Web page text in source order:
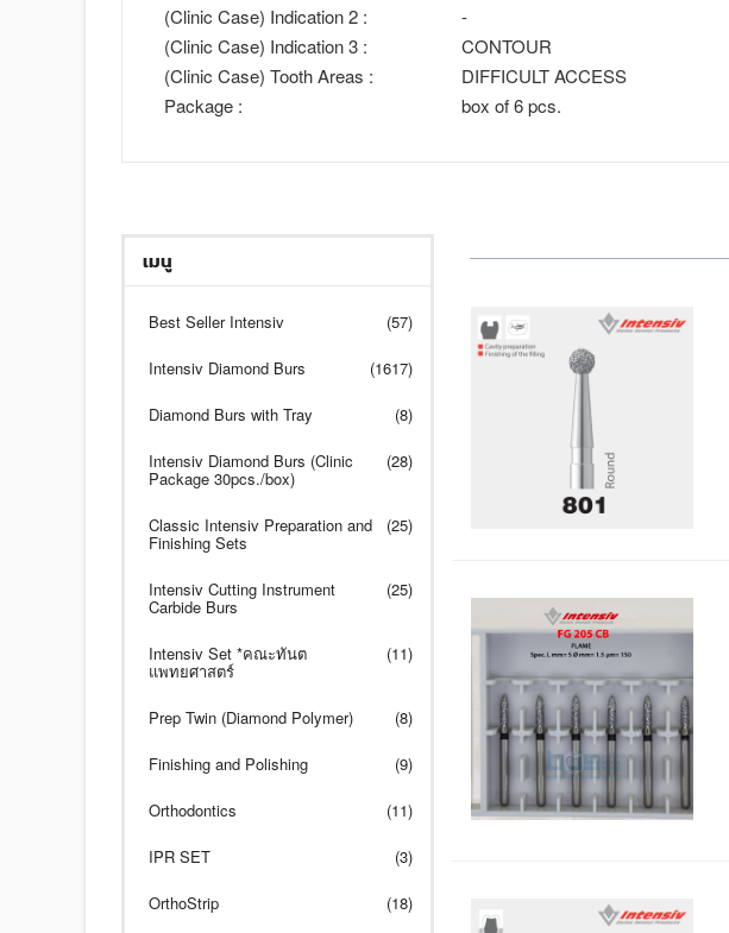
(Clinic Case) Indication 2 :
-
(Clinic Case) Indication 3 :
CONTOUR
(Clinic Case) Tooth Areas :
DIFFICULT ACCESS
Package :
box of 6 pcs.
เมนู
Best Seller Intensiv (57)
Intensiv Diamond Burs (1617)
Diamond Burs with Tray (8)
Intensiv Diamond Burs (Clinic
Package 30pcs./box)
(28)
Classic Intensiv Preparation and
Finishing Sets
(25)
Intensiv Cutting Instrument
Carbide Burs
(25)
Intensiv Set *คณะทันต
แพทยศาสตร์
(11)
Prep Twin (Diamond Polymer) (8)
Finishing and Polishing (9)
Orthodontics (11)
IPR SET (3)
OrthoStrip (18)